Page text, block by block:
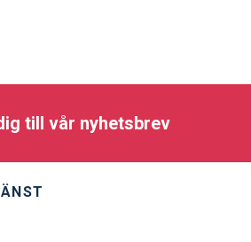
till vår nyhetsbrev